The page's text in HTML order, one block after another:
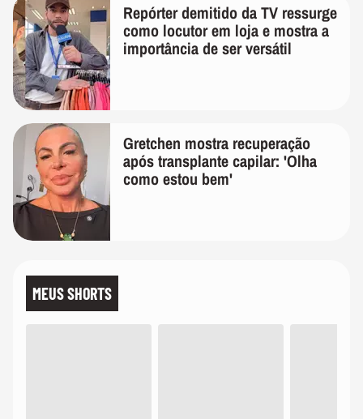
Repórter demitido da TV ressurge
como locutor em loja e mostra a
importância de ser versátil
Gretchen mostra recuperação
após transplante capilar: 'Olha
como estou bem'
MEUS SHORTS